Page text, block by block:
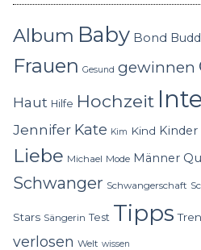
Album Baby Bond
Frauen Gesund gewinnen
Haut Hilfe Hochzeit
Jennifer Kate Kim Kind Kinder
Liebe Michael Mode Männer
Schwanger Schwangerschaft
Stars Sängerin Test Tipps
verlosen Welt wissen